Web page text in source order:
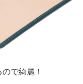
で綺麗！